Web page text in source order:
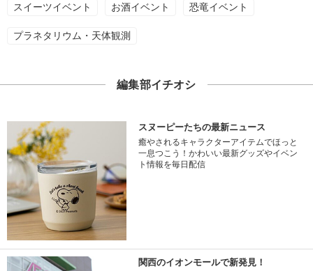
スイーツイベント お酒イベント 恐竜イベント
プラネタリウム・天体観測
編集部イチオシ
スヌーピーたちの最新ニュース
癒やされるキャラクターアイテムでほっと
一息つこう！かわいい最新グッズやイベン
ト情報を毎日配信
関西のイオンモールで新発見！